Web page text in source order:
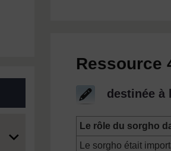
Ressource
destinée à
Le rôle du sorgho
Le sorgho était